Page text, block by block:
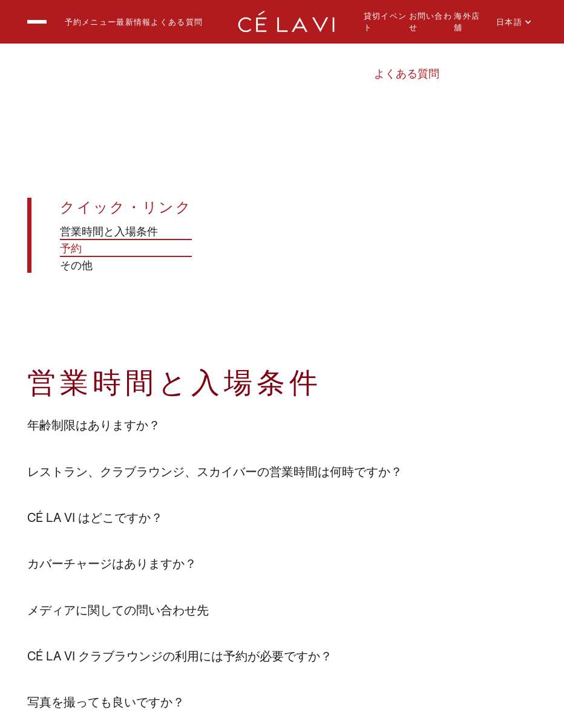
予約 メニュー最新情報 よくある質問 日本語
貸切イベン
ト
お問い合わ
せ
海外店
舖
メニュー
貸切イベント
お問い合わせ
よくある質問
クイック・リンク
営業時間と入場条件
予約
その他
営業時間と入場条件
年齢制限はありますか？
レストラン、クラブラウンジ、スカイバーの営業時間は何時ですか？
CÉ LA VI はどこですか？
カバーチャージはありますか？
メディアに関しての問い合わせ先
CÉ LA VI クラブラウンジの利用には予約が必要ですか？
写真を撮っても良いですか？